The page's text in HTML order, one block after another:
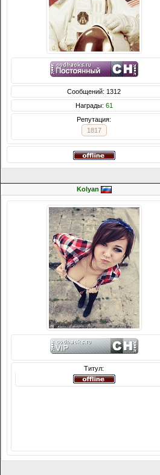
Сообщений: 1312
Награды: 61
Репутация:
1817
Kolyan
Титул: